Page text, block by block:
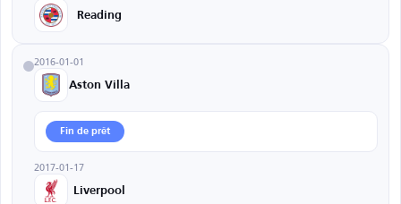
Reading
2016-01-01
Aston Villa
Fin de prêt
2017-01-17
Liverpool